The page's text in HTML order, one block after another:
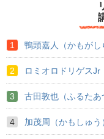
鴨頭嘉人（かもがし
ロミオロドリゲスJr
古田敦也（ふるたあ
加茂周（かもしゅう